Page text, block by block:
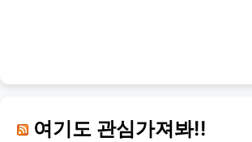
여기도 관심가져봐!!